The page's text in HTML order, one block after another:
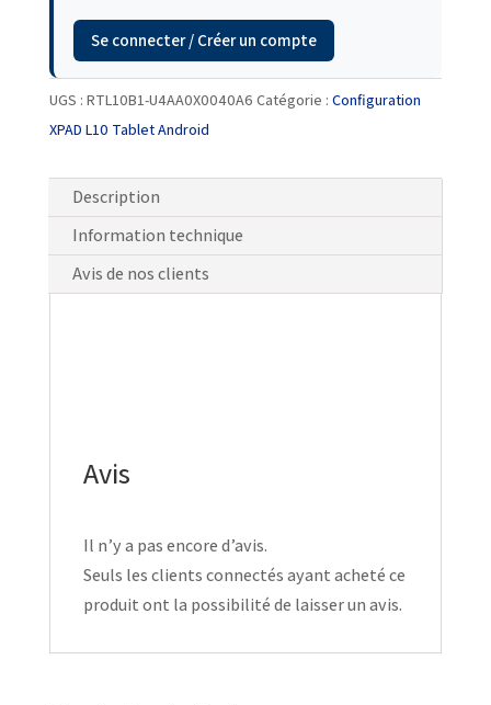
Se connecter / Créer un compte
UGS : RTL10B1-U4AA0X0040A6 Catégorie : Configuration
XPAD L10 Tablet Android
Description
Information technique
Avis de nos clients
Avis
Il n’y a pas encore d’avis.
Seuls les clients connectés ayant acheté ce
produit ont la possibilité de laisser un avis.